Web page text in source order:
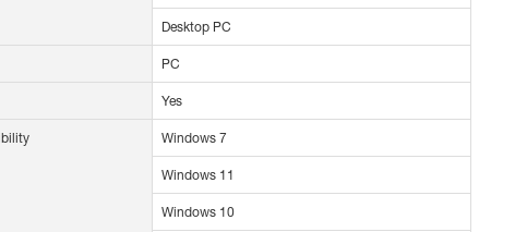
Desktop PC
PC
Yes
Windows 7
Windows 11
Windows 10